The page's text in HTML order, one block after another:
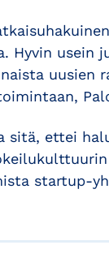
Hyvin usein
uusien
sitä, ettei
startup-